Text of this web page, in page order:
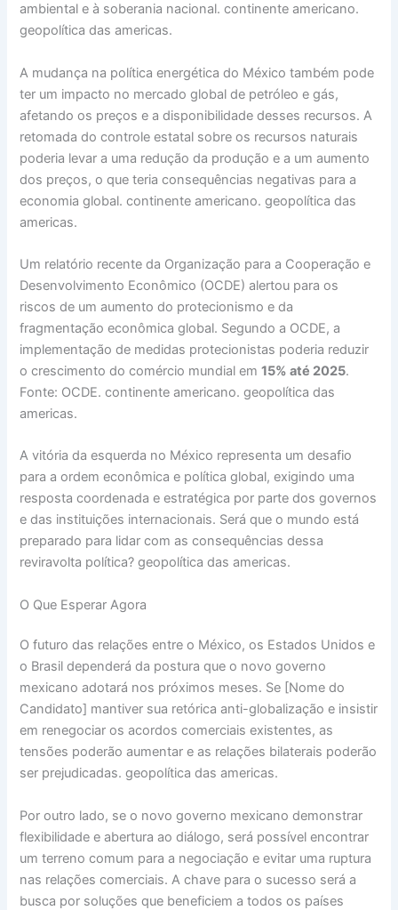
ambiental e à soberania nacional. continente americano.
geopolítica das americas.
A mudança na política energética do México também pode
ter um impacto no mercado global de petróleo e gás,
afetando os preços e a disponibilidade desses recursos. A
retomada do controle estatal sobre os recursos naturais
poderia levar a uma redução da produção e a um aumento
dos preços, o que teria consequências negativas para a
economia global. continente americano. geopolítica das
americas.
Um relatório recente da Organização para a Cooperação e
Desenvolvimento Econômico (OCDE) alertou para os
riscos de um aumento do protecionismo e da
fragmentação econômica global. Segundo a OCDE, a
implementação de medidas protecionistas poderia reduzir
o crescimento do comércio mundial em15% até 2025.
Fonte: OCDE. continente americano. geopolítica das
americas.
A vitória da esquerda no México representa um desafio
para a ordem econômica e política global, exigindo uma
resposta coordenada e estratégica por parte dos governos
e das instituições internacionais. Será que o mundo está
preparado para lidar com as consequências dessa
reviravolta política? geopolítica das americas.
O Que Esperar Agora
O futuro das relações entre o México, os Estados Unidos e
o Brasil dependerá da postura que o novo governo
mexicano adotará nos próximos meses. Se [Nome do
Candidato] mantiver sua retórica anti-globalização e insistir
em renegociar os acordos comerciais existentes, as
tensões poderão aumentar e as relações bilaterais poderão
ser prejudicadas. geopolítica das americas.
Por outro lado, se o novo governo mexicano demonstrar
flexibilidade e abertura ao diálogo, será possível encontrar
um terreno comum para a negociação e evitar uma ruptura
nas relações comerciais. A chave para o sucesso será a
busca por soluções que beneficiem a todos os países